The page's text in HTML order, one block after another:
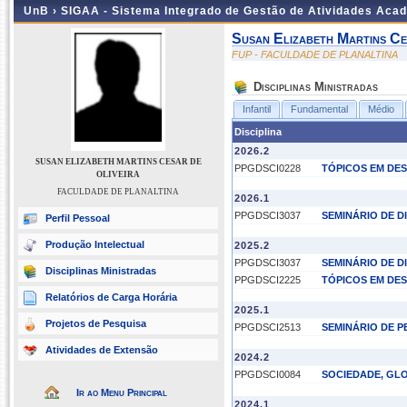
UnB › SIGAA - Sistema Integrado de Gestão de Atividades
SUSAN ELIZABETH MARTINS CESAR DE
OLIVEIRA
FACULDADE DE PLANALTINA
Perfil Pessoal
Produção Intelectual
Disciplinas Ministradas
Relatórios de Carga Horária
Projetos de Pesquisa
Atividades de Extensão
Ir ao Menu Principal
Susan Elizabeth Martins
FUP - FACULDADE DE PLANALTINA
Disciplinas Ministradas
Infantil Fundamental Médio
Disciplina
2026.2
PPGDSCI0228
TÓPICOS EM
2026.1
PPGDSCI3037
SEMINÁRIO DE
2025.2
PPGDSCI3037
SEMINÁRIO DE
PPGDSCI2225
TÓPICOS EM
2025.1
PPGDSCI2513
SEMINÁRIO DE
2024.2
PPGDSCI0084
SOCIEDADE,
2024.1